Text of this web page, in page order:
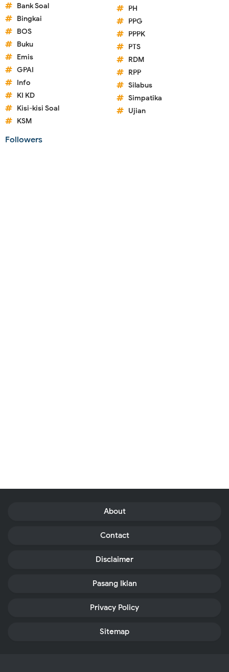
Bank Soal
Bingkai
BOS
Buku
Emis
GPAI
Info
KI KD
Kisi-kisi Soal
KSM
PH
PPG
PPPK
PTS
RDM
RPP
Silabus
Simpatika
Ujian
Followers
About
Contact
Disclaimer
Pasang Iklan
Privacy Policy
Sitemap